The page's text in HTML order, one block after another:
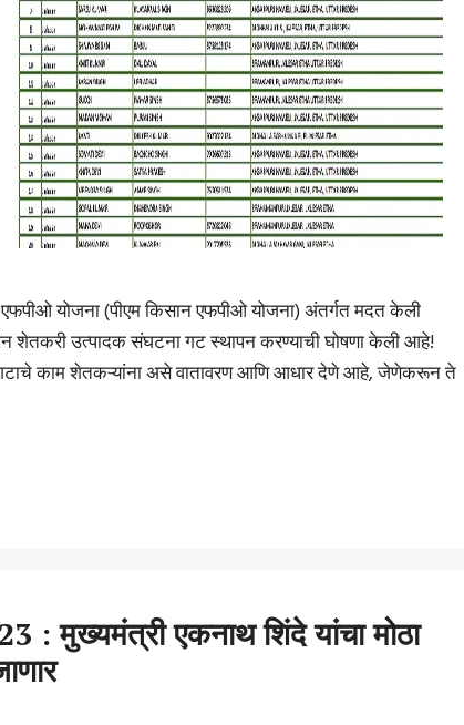
योजना (पीएम किसान एफपीओ योजना) अंतर्गत मदत केली
शेतकरी उत्पादक संघटना गट स्थापन करण्याची घोषणा केली आहे!
काम शेतकऱ्यांना असे वातावरण आणि आधार देणे आहे, जेणेकरून ते
एकनाथ शिंदे यांचा मोठा